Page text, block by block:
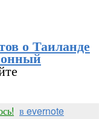
о Таиланде
в evernote